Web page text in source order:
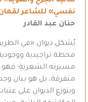
نفسي» للشاعر
حنان عبد القادر
يُشكل ديوان «في
محطة تراجيدية
مسيرته الشعرية؛
متفرقة، بل هو بيان
ويتوزع الديوان على